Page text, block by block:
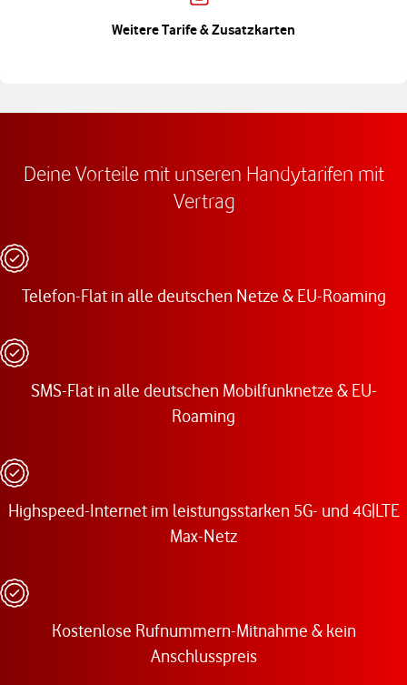
Weitere Tarife & Zusatzkarten
Deine Vorteile mit unseren Handytarifen mit
Vertrag
Telefon-Flat in alle deutschen Netze & EU-Roaming
SMS-Flat in alle deutschen Mobilfunknetze & EU-
Roaming
Highspeed-Internet im leistungsstarken 5G- und 4G|LTE
Max-Netz
Kostenlose Rufnummern-Mitnahme & kein
Anschlusspreis